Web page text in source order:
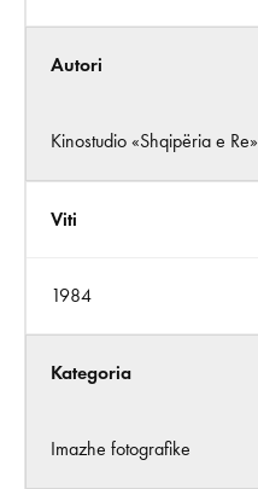
Autori
Kinostudio «Shqipëria e Re»
Viti
1984
Kategoria
Imazhe fotografike